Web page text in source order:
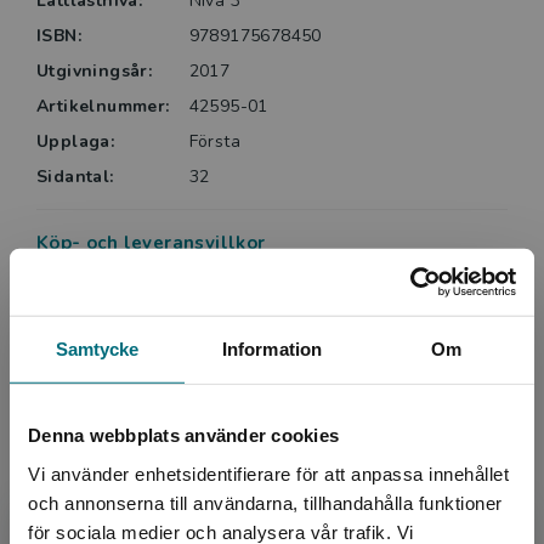
Samtycke Information Om
Denna webbplats använder cookies
Vi använder enhetsidentifierare för att anpassa innehållet
och annonserna till användarna, tillhandahålla funktioner
för sociala medier och analysera vår trafik. Vi
ISBN:
9789175678450
Utgivningsår:
2017
Artikelnummer:
42595-01
Upplaga:
Första
Sidantal:
32
Köp- och leveransvillkor
Upphovspersoner